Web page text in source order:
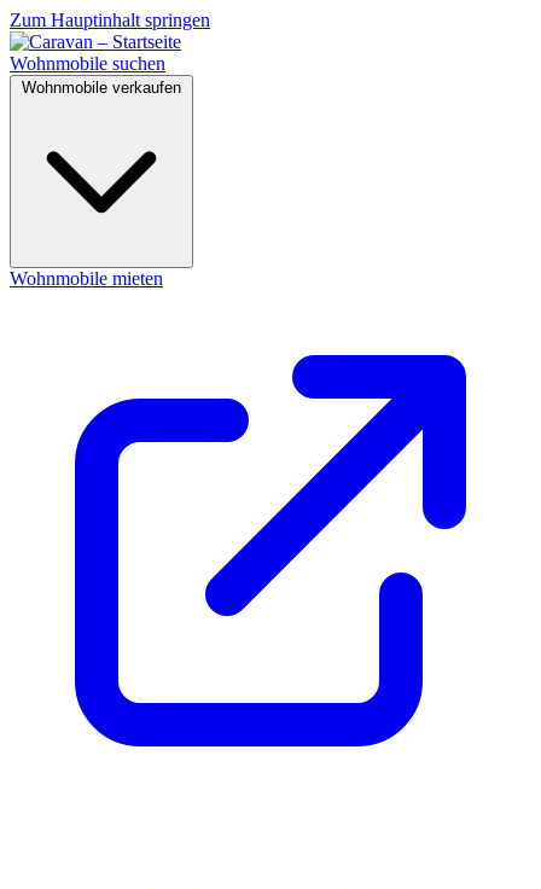
Zum Hauptinhalt springen
Wohnmobile suchen
Wohnmobile verkaufen
Wohnmobile mieten